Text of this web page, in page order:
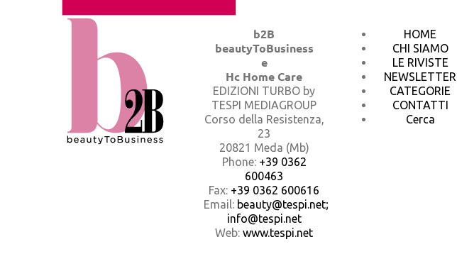
b2B
beautyToBusiness
e
Hc Home Care
EDIZIONI TURBO by
TESPI MEDIAGROUP
Corso della Resistenza,
23
20821 Meda (Mb)
Phone: +39 0362
600463
Fax: +39 0362 600616
Email: beauty@tespi.net;
info@tespi.net
Web: www.tespi.net
HOME
CHI SIAMO
LE RIVISTE
NEWSLETTER
CATEGORIE
CONTATTI
Cerca